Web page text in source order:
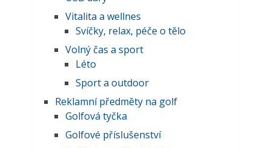
Vitalita a wellnes
Svíčky, relax, péče o tělo
Volný čas a sport
Léto
Sport a outdoor
Reklamní předměty na golf
Golfová tyčka
Golfové příslušenství